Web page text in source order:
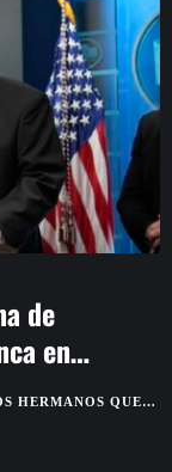
de
en
HERMANOS QUE
PELEA POR